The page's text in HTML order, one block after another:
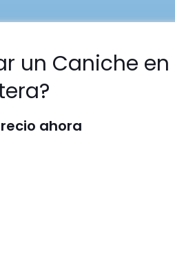
un Caniche en
ahora